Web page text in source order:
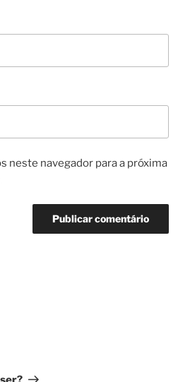
neste navegador para a próxima